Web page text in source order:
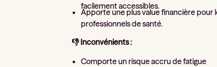
facilement accessibles.
Apporte une plus value financière pour
professionnels de santé.
👎 Inconvénients :
Comporte un risque accru de fatigue